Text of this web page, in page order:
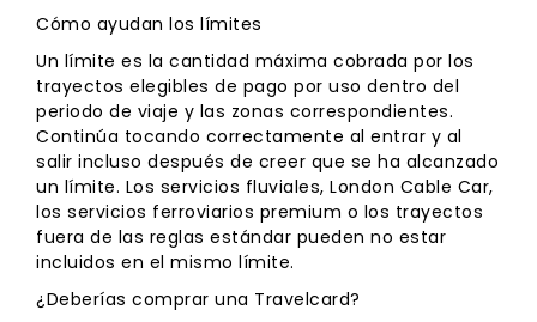
Cómo ayudan los límites
Un límite es la cantidad máxima cobrada por los
trayectos elegibles de pago por uso dentro del
periodo de viaje y las zonas correspondientes.
Continúa tocando correctamente al entrar y al
salir incluso después de creer que se ha alcanzado
un límite. Los servicios fluviales, London Cable Car,
los servicios ferroviarios premium o los trayectos
fuera de las reglas estándar pueden no estar
incluidos en el mismo límite.
¿Deberías comprar una Travelcard?